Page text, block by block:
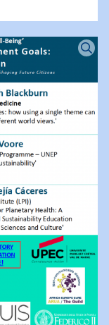
bereichert
UDE freut
und die